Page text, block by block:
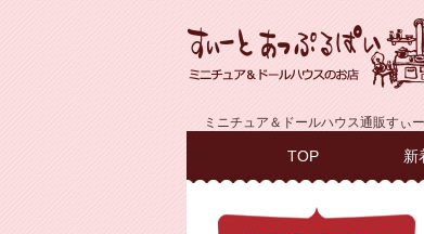
ミニチュア＆ドールハウス通販すぃ
TOP 新